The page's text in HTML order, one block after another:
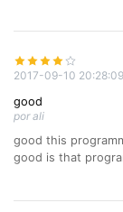
2017-09-10 20:28:09
good
por ali
good this
good is that